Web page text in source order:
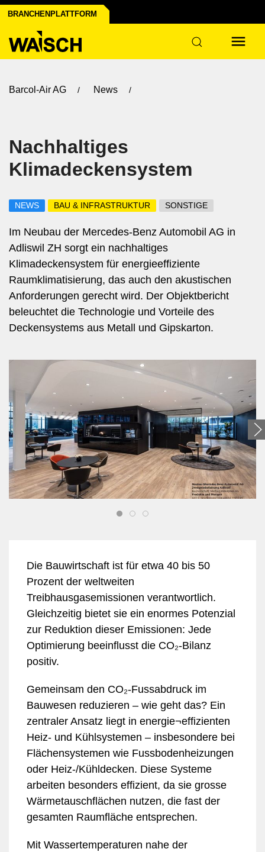
BRANCHENPLATTFORM
Barcol-Air AG News
Nachhaltiges
Klimadeckensystem
NEWS BAU & INFRASTRUKTUR SONSTIGE
Im Neubau der Mercedes-Benz Automobil AG in
Adliswil ZH sorgt ein nachhaltiges
Klimadeckensystem für energieeffiziente
Raumklimatisierung, das auch den akustischen
Anforderungen gerecht wird. Der Objektbericht
beleuchtet die Technologie und Vorteile des
Deckensystems aus Metall und Gipskarton.
Die Bauwirtschaft ist für etwa 40 bis 50
Prozent der weltweiten
Treibhausgasemissionen verantwortlich.
Gleichzeitig bietet sie ein enormes Potenzial
zur Reduktion dieser Emissionen: Jede
Optimierung beeinflusst die CO₂-Bilanz
positiv.
Gemeinsam den CO₂-Fussabdruck im
Bauwesen reduzieren – wie geht das? Ein
zentraler Ansatz liegt in energie¬effizienten
Heiz- und Kühlsystemen – insbesondere bei
Flächensystemen wie Fussbodenheizungen
oder Heiz-/Kühldecken. Diese Systeme
arbeiten besonders effizient, da sie grosse
Wärmetauschflächen nutzen, die fast der
gesamten Raumfläche entsprechen.
Mit Wassertemperaturen nahe der